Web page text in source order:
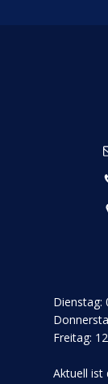
Dienstag:
Freitag:
Aktuell ist